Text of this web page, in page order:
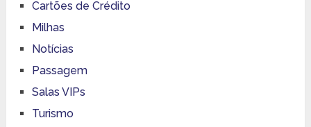
Cartões de Crédito
Milhas
Notícias
Passagem
Salas VIPs
Turismo